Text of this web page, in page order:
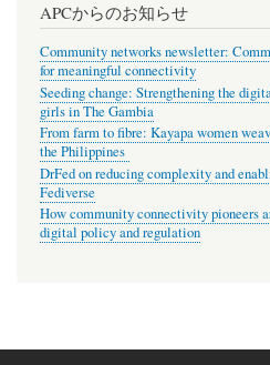
APCからのお知らせ
Community networks newsletter:
for meaningful connectivity
Seeding change: Strengthening the
girls in The Gambia
From farm to fibre: Kayapa women
the Philippines
DrFed on reducing complexity and
Fediverse
How community connectivity pioneers
digital policy and regulation